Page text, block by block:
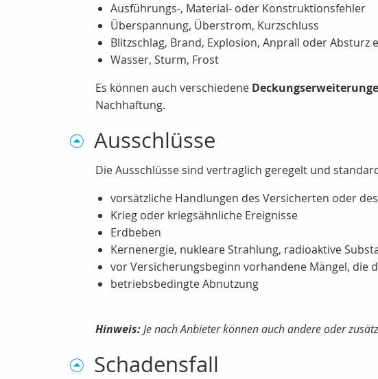
Ausführungs-, Material- oder Konstruktionsfehler
Überspannung, Überstrom, Kurzschluss
Blitzschlag, Brand, Explosion, Anprall oder Absturz
Wasser, Sturm, Frost
Es können auch verschiedene
Nachhaftung.
Ausschlüsse
Die Ausschlüsse sind vertraglich geregelt und
vorsätzliche Handlungen des Versicherten oder
Krieg oder kriegsähnliche Ereignisse
Erdbeben
Kernenergie, nukleare Strahlung, radioaktive
vor Versicherungsbeginn vorhandene Mängel, die
betriebsbedingte Abnutzung
Hinweis:Je nach Anbieter können auch andere oder
Schadensfall